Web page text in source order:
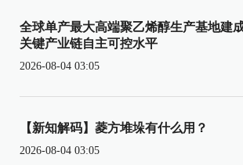
全球单产最大高端聚乙烯醇生产基地建
关键产业链自主可控水平
2026-08-04 03:05
【新知解码】菱方堆垛有什么用？
2026-08-04 03:05